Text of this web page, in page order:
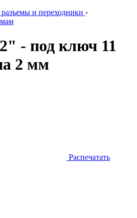
и переходники ›
- под ключ 11
2 мм
Распечатать